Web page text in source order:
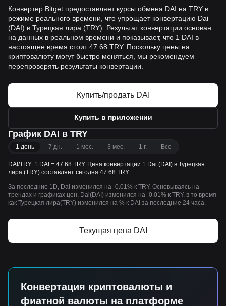
Конвертер Bitget предоставляет курсы обмена DAI на TRY в
режиме реального времени, что упрощает конвертацию Dai
(DAI) в Турецкая лира (TRY). Результат конвертации основан
на данных в реальном времени и показывает, что 1 DAI в
настоящее время стоит 47.68 TRY. Поскольку цены на
криптовалюту могут быстро меняться, мы рекомендуем
перепроверять результаты конвертации.
Купить/продать DAI
Купить в приложении
График DAI в TRY
1 день 7 дн. 1 мес. 3 мес. 1 г. Все
DAI/TRY: 1 DAI = 47.68 TRY. Цена конвертации 1 Dai (DAI) в Турецкая
лира (TRY) составляет сегодня 47.68 TRY.
За последние 1D, Dai изменился на -0.01% к TRY. Основываясь на
трендах и графиках цен, Dai(DAI) изменился на -0.01% к TRY, в то время
как Турецкая лира(TRY) изменился на % к DAI за последние 24 часа.
Текущая цена DAI
Конвертация криптовалюты и
фиатной валюты на платформе